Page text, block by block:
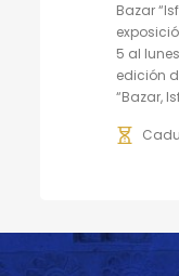
Bazar
5 al
edición
“Bazar,